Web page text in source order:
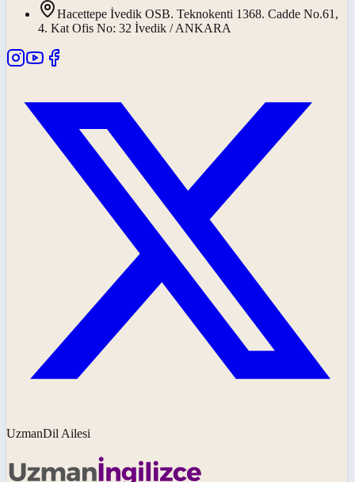
Hacettepe İvedik OSB. Teknokenti 1368. Cadde No.61,
4. Kat Ofis No: 32 İvedik / ANKARA
UzmanDil Ailesi